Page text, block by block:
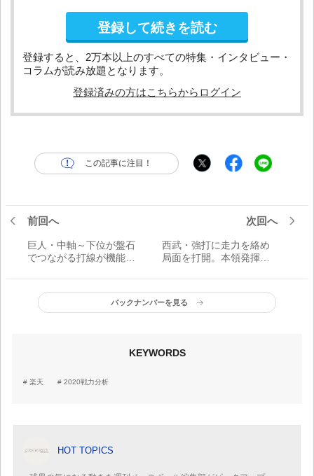
登録して続きを読む
登録すると、2万本以上のすべての特集・インタビュー・
コラムが読み放題となります。
登録済みの方はこちらからログイン
この記事に注目！
前回へ
巨人・中軸～下位が盤石
でつながる打線が機能。
次回へ
西武・強打に走力を絡め
局面を打開。本領発揮は
バックナンバーを見る
KEYWORDS
楽天 2020戦力分析
HOT TOPICS